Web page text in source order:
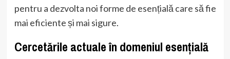
pentru a dezvolta noi forme de esențială care să fie
mai eficiente și mai sigure.
Cercetările actuale în domeniul esențială